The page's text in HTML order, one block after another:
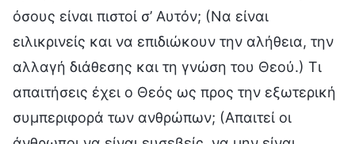
όσους είναι πιστοί σ’ Αυτόν; (Να είναι
ειλικρινείς και να επιδιώκουν την αλήθεια, την
αλλαγή διάθεσης και τη γνώση του Θεού.) Τι
απαιτήσεις έχει ο Θεός ως προς την εξωτερική
συμπεριφορά των ανθρώπων; (Απαιτεί οι